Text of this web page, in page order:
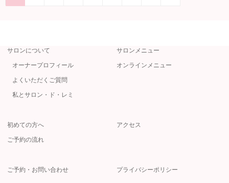
サロンについて
オーナープロフィール
よくいただくご質問
私とサロン・ド・レミ
サロンメニュー
オンラインメニュー
初めての方へ
ご予約の流れ
アクセス
ご予約・お問い合わせ プライバシーポリシー